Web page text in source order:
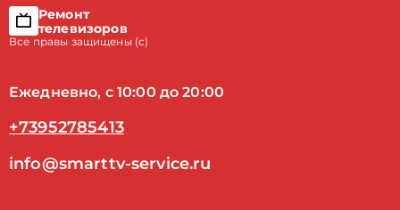
Ремонт
телевизоров
Все правы защищены (с)
Ежедневно, с 10:00 до 20:00
+73952785413
info@smarttv-service.ru